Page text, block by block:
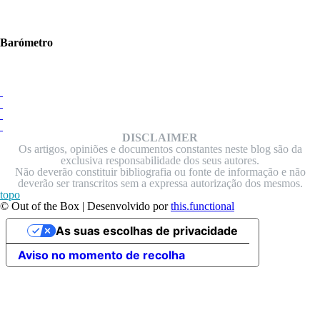
Barómetro
DISCLAIMER
Os artigos, opiniões e documentos constantes neste blog são da
exclusiva responsabilidade dos seus autores.
Não deverão constituir bibliografia ou fonte de informação e não
deverão ser transcritos sem a expressa autorização dos mesmos.
topo
© Out of the Box | Desenvolvido porthis.functional
Aviso no momento de recolha
As suas escolhas de privacidade